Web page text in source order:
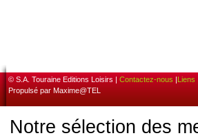
© S.A. Touraine Editions Loisirs | Contactez-nous |Liens
Propulsé par Maxime@TEL
Notre sélection des